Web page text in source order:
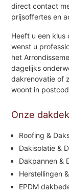
direct contact
prijsoffertes en
Heeft u een klus
wenst u
het
dagelijks
dakrenovatie of
woont in
Onze
Roofing &
Dakisolatie &
Dakpannen &
Herstellingen
EPDM